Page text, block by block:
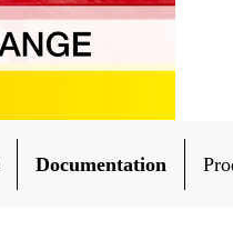
Documentation